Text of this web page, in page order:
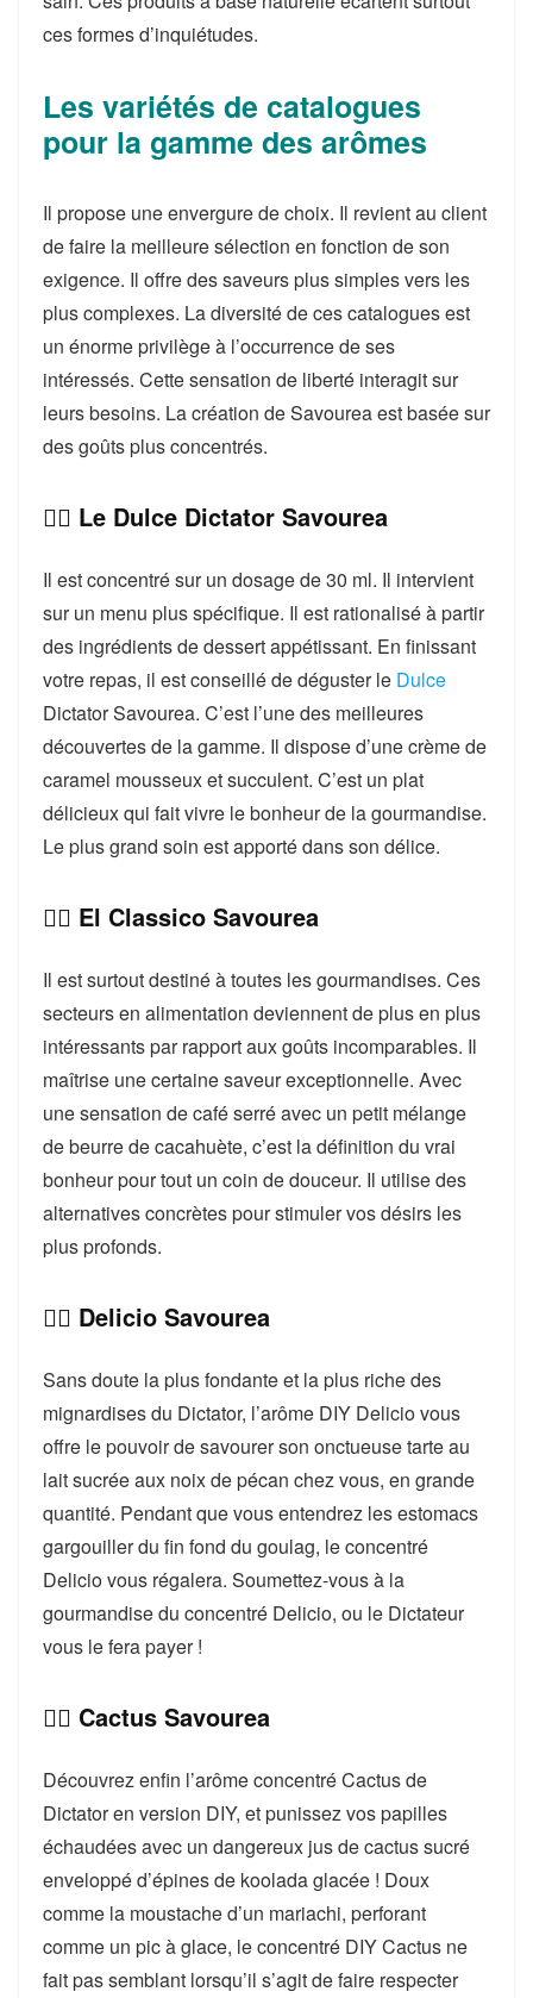
ces formes d’inquiétudes.
Les variétés de catalogues
pour la gamme des arômes
Il propose une envergure de choix. Il revient au client
de faire la meilleure sélection en fonction de son
exigence. Il offre des saveurs plus simples vers les
plus complexes. La diversité de ces catalogues est
un énorme privilège à l’occurrence de ses
intéressés. Cette sensation de liberté interagit sur
leurs besoins. La création de Savourea est basée sur
des goûts plus concentrés.
👉🏻 Le Dulce Dictator Savourea
Il est concentré sur un dosage de 30 ml. Il intervient
sur un menu plus spécifique. Il est rationalisé à partir
des ingrédients de dessert appétissant. En finissant
votre repas, il est conseillé de déguster le Dulce
Dictator Savourea. C’est l’une des meilleures
découvertes de la gamme. Il dispose d’une crème de
caramel mousseux et succulent. C’est un plat
délicieux qui fait vivre le bonheur de la gourmandise.
Le plus grand soin est apporté dans son délice.
👉🏻 El Classico Savourea
Il est surtout destiné à toutes les gourmandises. Ces
secteurs en alimentation deviennent de plus en plus
intéressants par rapport aux goûts incomparables. Il
maîtrise une certaine saveur exceptionnelle. Avec
une sensation de café serré avec un petit mélange
de beurre de cacahuète, c’est la définition du vrai
bonheur pour tout un coin de douceur. Il utilise des
alternatives concrètes pour stimuler vos désirs les
plus profonds.
👉🏻 Delicio Savourea
Sans doute la plus fondante et la plus riche des
mignardises du Dictator, l’arôme DIY Delicio vous
offre le pouvoir de savourer son onctueuse tarte au
lait sucrée aux noix de pécan chez vous, en grande
quantité. Pendant que vous entendrez les estomacs
gargouiller du fin fond du goulag, le concentré
Delicio vous régalera. Soumettez-vous à la
gourmandise du concentré Delicio, ou le Dictateur
vous le fera payer !
👉🏻 Cactus Savourea
Découvrez enfin l’arôme concentré Cactus de
Dictator en version DIY, et punissez vos papilles
échaudées avec un dangereux jus de cactus sucré
enveloppé d’épines de koolada glacée ! Doux
comme la moustache d’un mariachi, perforant
comme un pic à glace, le concentré DIY Cactus ne
fait pas semblant lorsqu’il s’agit de faire respecter